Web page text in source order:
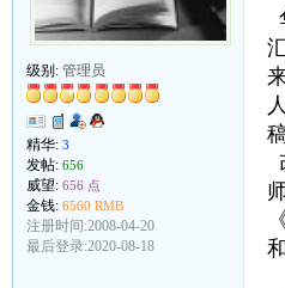
级别: 管理员
精华: 3
发帖: 656
威望: 656 点
金钱: 6560 RMB
注册时间:2008-04-20
最后登录:2020-08-18